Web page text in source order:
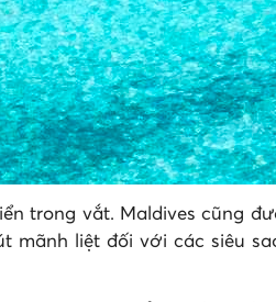
trong vắt. Maldives cũng
liệt đối với các siêu